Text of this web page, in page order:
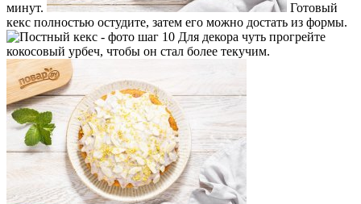
минут.
Готовый
кекс полностью остудите, затем его можно достать из формы.
Для декора чуть прогрейте
кокосовый урбеч, чтобы он стал более текучим.